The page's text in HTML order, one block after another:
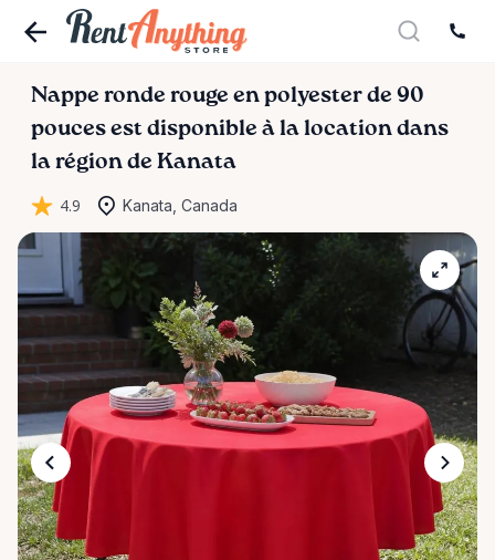
Nappe ronde rouge en polyester de 90
pouces est disponible à la location dans
la région de Kanata
4.9 Kanata, Canada